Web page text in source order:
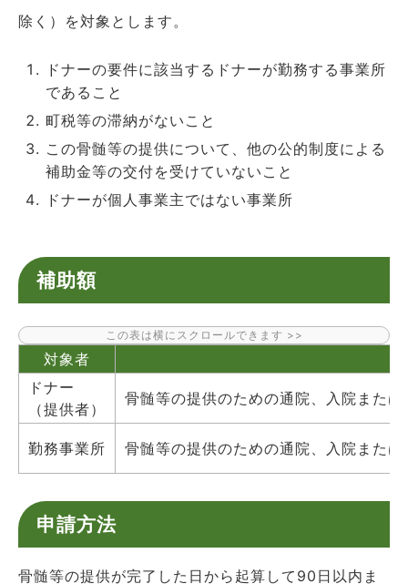
除く）を対象とします。
ドナーの要件に該当するドナーが勤務する事業所
であること
町税等の滞納がないこと
この骨髄等の提供について、他の公的制度による
補助金等の交付を受けていないこと
ドナーが個人事業主ではない事業所
補助額
対象者
ドナー
（提供者）
骨髄等の提供のための通院、入院また
勤務事業所 骨髄等の提供のための通院、入院また
申請方法
骨髄等の提供が完了した日から起算して90日以内ま